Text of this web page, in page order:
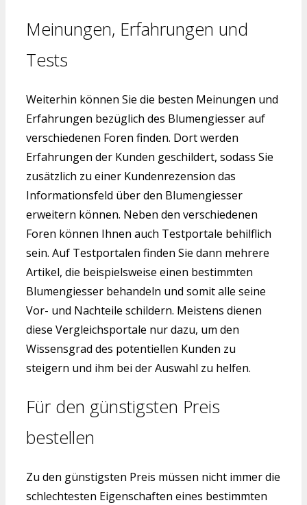
Meinungen, Erfahrungen und
Tests
Weiterhin können Sie die besten Meinungen und
Erfahrungen bezüglich des Blumengiesser auf
verschiedenen Foren finden. Dort werden
Erfahrungen der Kunden geschildert, sodass Sie
zusätzlich zu einer Kundenrezension das
Informationsfeld über den Blumengiesser
erweitern können. Neben den verschiedenen
Foren können Ihnen auch Testportale behilflich
sein. Auf Testportalen finden Sie dann mehrere
Artikel, die beispielsweise einen bestimmten
Blumengiesser behandeln und somit alle seine
Vor- und Nachteile schildern. Meistens dienen
diese Vergleichsportale nur dazu, um den
Wissensgrad des potentiellen Kunden zu
steigern und ihm bei der Auswahl zu helfen.
Für den günstigsten Preis
bestellen
Zu den günstigsten Preis müssen nicht immer die
schlechtesten Eigenschaften eines bestimmten